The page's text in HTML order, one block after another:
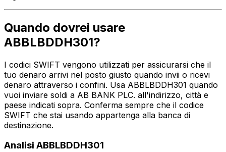
Quando dovrei usare
ABBLBDDH301?
I codici SWIFT vengono utilizzati per assicurarsi che il
tuo denaro arrivi nel posto giusto quando invii o ricevi
denaro attraverso i confini. Usa ABBLBDDH301 quando
vuoi inviare soldi a AB BANK PLC. all'indirizzo, città e
paese indicati sopra. Conferma sempre che il codice
SWIFT che stai usando appartenga alla banca di
destinazione.
Analisi ABBLBDDH301